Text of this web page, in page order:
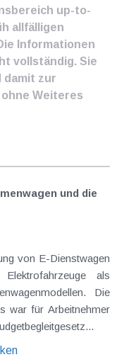
up-to-
allfälligen
Informationen
vollständig. Sie
damit zur
Weiteres
und die
von E-Dienstwagen
als
Die
war für Arbeitnehmer